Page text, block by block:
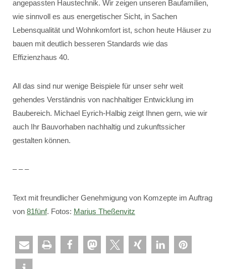
angepassten Haustechnik. Wir zeigen unseren Baufamilien,
wie sinnvoll es aus energetischer Sicht, in Sachen
Lebensqualität und Wohnkomfort ist, schon heute Häuser zu
bauen mit deutlich besseren Standards wie das
Effizienzhaus 40.
All das sind nur wenige Beispiele für unser sehr weit
gehendes Verständnis von nachhaltiger Entwicklung im
Baubereich. Michael Eyrich-Halbig zeigt Ihnen gern, wie wir
auch Ihr Bauvorhaben nachhaltig und zukunftssicher
gestalten können.
– – –
Text mit freundlicher Genehmigung von Komzepte im Auftrag
von 81fünf. Fotos: Marius Theßenvitz